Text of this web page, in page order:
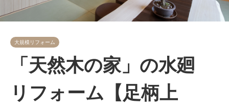
大規模リフォーム
「天然木の家」の水廻
リフォーム【足柄上